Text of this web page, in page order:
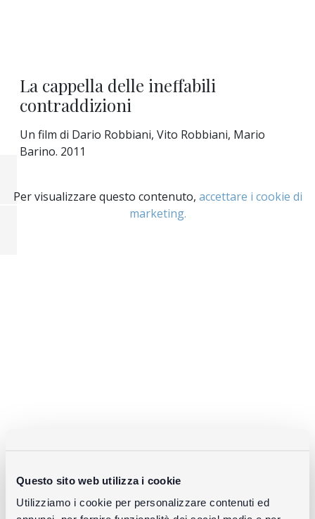
Questo sito web utilizza i cookie
Utilizziamo i cookie per personalizzare contenuti ed
La cappella delle ineffabili
contraddizioni
Un film di Dario Robbiani, Vito Robbiani, Mario
Barino. 2011
Per visualizzare questo contenuto, accettare i cookie di
marketing.
Un film di Vito Robbiani sull’omonima retrospettiva
di Comensoli nel museo di Villa dei Cedri a